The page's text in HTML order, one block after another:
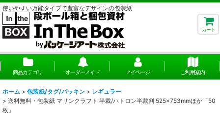
使いやすい万能タイプで豊富なデザインの包装紙
カート
商品カテゴリ オーダーメイド マイページ ご利用案内
ホーム > 包装紙/タグ/パッキン > レギュラー
> 送料無料・包装紙 マリンクラフト 半裁/ハトロン半裁判 525×753mmほか「50
枚」